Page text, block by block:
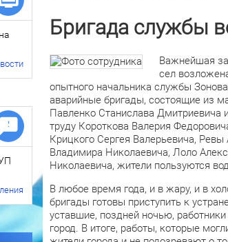
Бригада службы
Важнейшая
сел
опытного начальника службы
аварийные бригады, состоящие из
Павленко Станислава Дмитриевича
труду Короткова Валерия
Крицкого Сергея Валерьевича,
Владимира Николаевича, Лоло
Николаевича, жители пользуются
В любое время года, и в жару, и в
бригады готовы приступить к
уставшие, поздней ночью,
город. В итоге, работы, которые